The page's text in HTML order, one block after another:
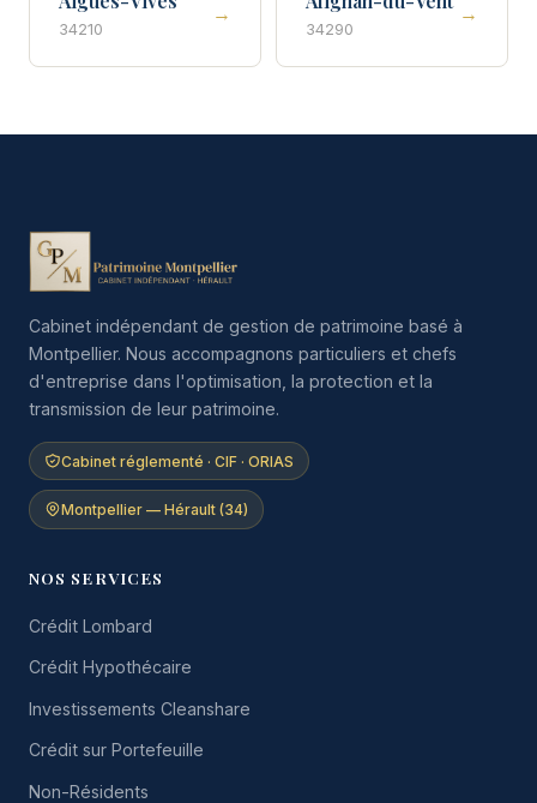
34210
→
34290
→
Cabinet indépendant de gestion de patrimoine basé à
Montpellier. Nous accompagnons particuliers et chefs
d'entreprise dans l'optimisation, la protection et la
transmission de leur patrimoine.
Cabinet réglementé · CIF · ORIAS
Montpellier — Hérault (34)
NOS SERVICES
Crédit Lombard
Crédit Hypothécaire
Investissements Cleanshare
Crédit sur Portefeuille
Non-Résidents